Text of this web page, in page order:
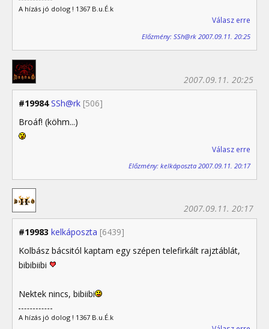
A hízás jó dolog ! 1367 B.u.É.k
Válasz erre
Előzmény: SSh@rk 2007.09.11. 20:25
#19984 SSh@rk [506]
2007.09.11. 20:25
Broáf! (köhm...)
Válasz erre
Előzmény: kelkáposzta 2007.09.11. 20:17
#19983 kelkáposzta [6439]
2007.09.11. 20:17
Kolbász bácsitól kaptam egy szépen telefirkált rajztáblát,
bibibiibi
Nektek nincs, bibiibi
A hízás jó dolog ! 1367 B.u.É.k